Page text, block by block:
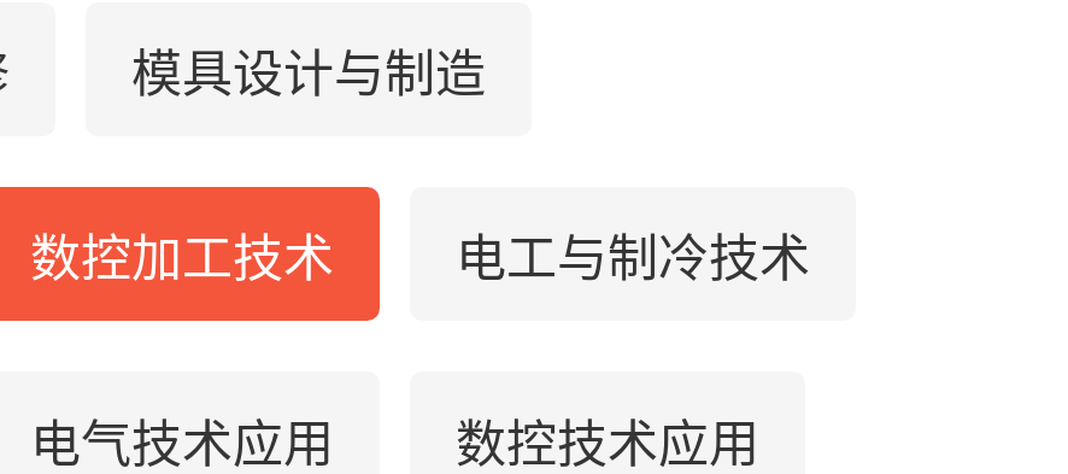
模具设计与制造
数控加工技术 电工与制冷技术
电气技术应用 数控技术应用